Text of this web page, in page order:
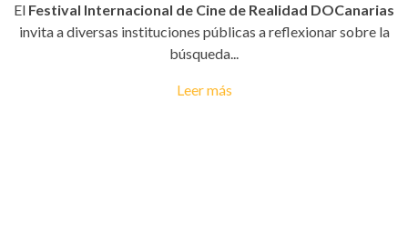
El Festival Internacional de Cine de Realidad DOCanarias
invita a diversas instituciones públicas a reflexionar sobre la
búsqueda...
Leer más